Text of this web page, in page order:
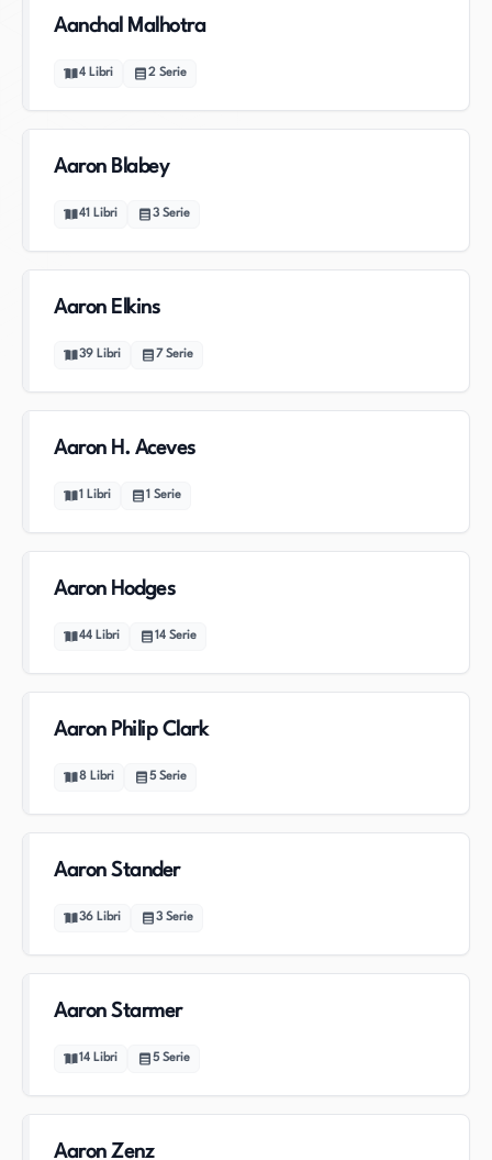
Aanchal Malhotra
4 Libri 2 Serie
Aaron Blabey
41 Libri 3 Serie
Aaron Elkins
39 Libri 7 Serie
Aaron H. Aceves
1 Libri 1 Serie
Aaron Hodges
44 Libri 14 Serie
Aaron Philip Clark
8 Libri 5 Serie
Aaron Stander
36 Libri 3 Serie
Aaron Starmer
14 Libri 5 Serie
Aaron Zenz